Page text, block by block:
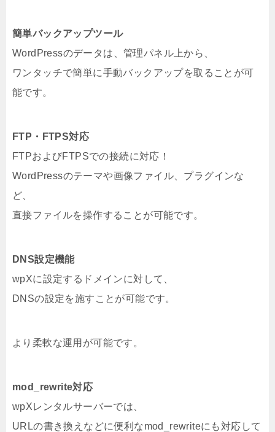
簡単バックアップツール
WordPressのデータは、管理パネル上から、
ワンタッチで簡単に手動バックアップを取ることが可
能です。
FTP・FTPS対応
FTPおよびFTPSでの接続に対応！
WordPressのテーマや画像ファイル、プラグインな
ど、
直接ファイルを操作することが可能です。
DNS設定機能
wpXに設定するドメインに対して、
DNSの設定を施すことが可能です。
より柔軟な運用が可能です。
mod_rewrite対応
wpXレンタルサーバーでは、
URLの書き換えなどに便利なmod_rewriteにも対応して